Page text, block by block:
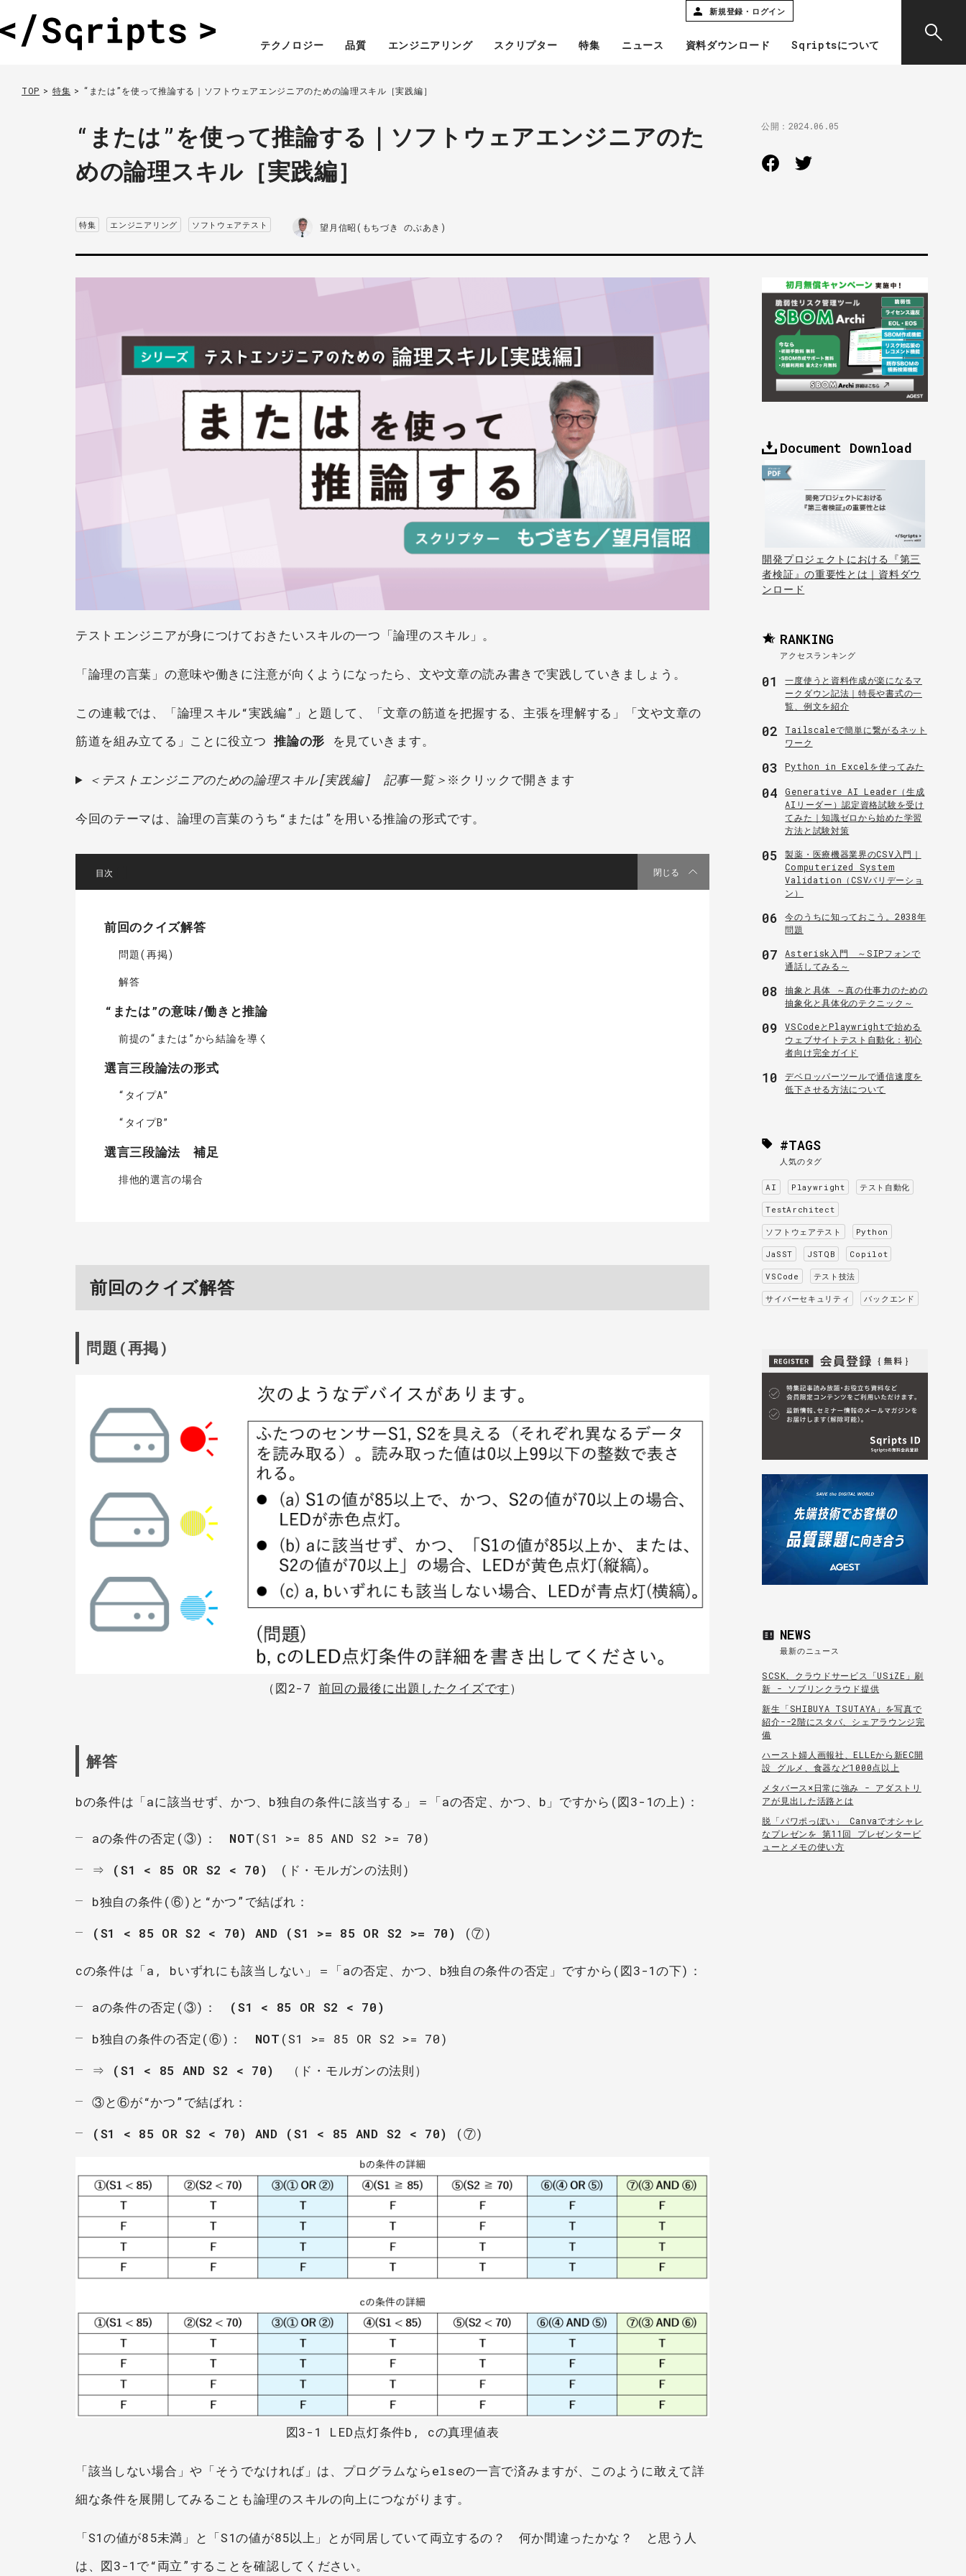
新規登録・ログイン
テクノロジー 品質 エンジニアリング スクリプター 特集 ニュース 資料ダウンロード Sqriptsについて
TOP 特集 “または”を使って推論する｜ソフトウェアエンジニアのための論理スキル［実践編］
“または”を使って推論する｜ソフトウェアエンジニアのた
めの論理スキル［実践編］
公開：2024.06.05
特集 エンジニアリング ソフトウェアテスト 望月信昭(もちづき のぶあき)
テストエンジニアが身につけておきたいスキルの一つ「論理のスキル」。
「論理の言葉」の意味や働きに注意が向くようになったら、文や文章の読み書きで実践していきましょう。
この連載では、「論理スキル“実践編”」と題して、「文章の筋道を把握する、主張を理解する」「文や文章の
筋道を組み立てる」ことに役立つ推論の形 を見ていきます。
＜テストエンジニアのための論理スキル[実践編] 記事一覧＞ ※クリックで開きます
今回のテーマは、論理の言葉のうち“または”を用いる推論の形式です。
閉じる
前回のクイズ解答
問題(再掲)
解答
“または”の意味/働きと推論
前提の“または”から結論を導く
選言三段論法の形式
“タイプA”
“タイプB”
選言三段論法 補足
排他的選言の場合
前回のクイズ解答
問題(再掲)
（図2-7前回の最後に出題したクイズです）
解答
bの条件は「aに該当せず、かつ、b独自の条件に該当する」＝「aの否定、かつ、b」ですから(図3-1の上)：
aの条件の否定(③)： NOT(S1 >= 85 AND S2 >= 70)
⇒
(S1 < 85 OR S2 < 70)
(ド・モルガンの法則)
b独自の条件(⑥)と“かつ”で結ばれ：
(S1 < 85 OR S2 < 70) AND (S1 >= 85 OR S2 >= 70)
(⑦)
cの条件は「a, bいずれにも該当しない」＝「aの否定、かつ、b独自の条件の否定」ですから(図3-1の下)：
aの条件の否定(③)：
(S1 < 85 OR S2 < 70)
b独自の条件の否定(⑥)： NOT (S1 >= 85 OR S2 >= 70)
⇒
(S1 < 85 AND S2 < 70)
（ド・モルガンの法則）
③と⑥が“かつ”で結ばれ：
(S1 < 85 OR S2 < 70) AND (S1 < 85 AND S2 < 70)
(⑦)
図3-1 LED点灯条件b, cの真理値表
「該当しない場合」や「そうでなければ」は、プログラムならelseの一言で済みますが、このように敢えて詳
細な条件を展開してみることも論理のスキルの向上につながります。
「S1の値が85未満」と「S1の値が85以上」とが同居していて両立するの？ 何か間違ったかな？ と思う人
は、図3-1で“両立”することを確認してください。
Document Download
開発プロジェクトにおける『第三
者検証』の重要性とは｜資料ダウ
ンロード
RANKING
アクセスランキング
01
一度使うと資料作成が楽になるマ
ークダウン記法｜特長や書式の一
覧、例文を紹介
02
Tailscaleで簡単に繋がるネット
ワーク
03 Python in Excelを使ってみた
04
Generative AI Leader（生成
AIリーダー）認定資格試験を受け
てみた｜知識ゼロから始めた学習
方法と試験対策
05
製薬・医療機器業界のCSV入門｜
Computerized System
Validation（CSVバリデーショ
ン）
06
今のうちに知っておこう。2038年
問題
07
Asterisk入門 ～SIPフォンで
通話してみる～
08
抽象と具体 ～真の仕事力のための
抽象化と具体化のテクニック～
09
VSCodeとPlaywrightで始める
ウェブサイトテスト自動化：初心
者向け完全ガイド
10
デベロッパーツールで通信速度を
低下させる方法について
#TAGS
人気のタグ
AI Playwright テスト自動化
TestArchitect
ソフトウェアテスト Python
JaSST JSTQB Copilot
VSCode テスト技法
サイバーセキュリティ バックエンド
NEWS
最新のニュース
SCSK、クラウドサービス「USiZE」刷
新 - ソブリンクラウド提供
新生「SHIBUYA TSUTAYA」を写真で
紹介--2階にスタバ、シェアラウンジ完
備
ハースト婦人画報社、ELLEから新EC開
設 グルメ、食器など1000点以上
メタバース×日常に強み - アダストリ
アが見出した活路とは
脱「パワポっぽい」 Canvaでオシャレ
なプレゼンを 第11回 プレゼンタービ
ューとメモの使い方